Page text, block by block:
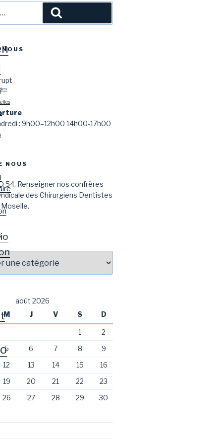
: 9h00–12h00 14h00-17h00
NOUS
54. Renseigner nos confrères
des Chirurgiens Dentistes
août 2026
M
J V S D
1
2
5
6 7 8
9
12
13 14 15
16
19
20 21 22
23
26
27 28 29 30